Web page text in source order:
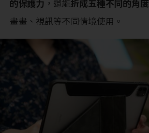
的保護力 ，還能折成五種不同的角度
畫畫、視訊等不同情境使用。